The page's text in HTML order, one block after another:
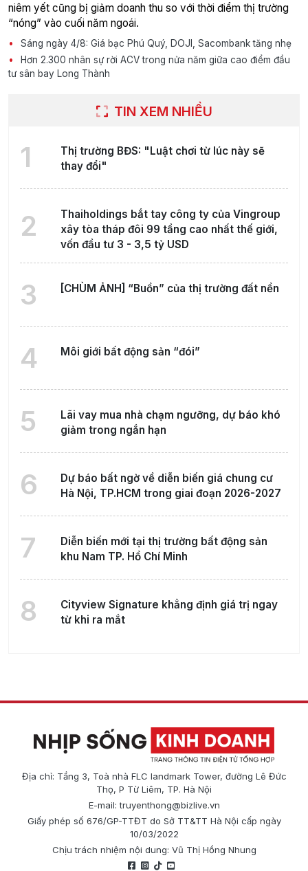
niêm yết cũng bị giảm doanh thu so với thời điểm thị trường
“nóng” vào cuối năm ngoái.
Sáng ngày 4/8: Giá bạc Phú Quý, DOJI, Sacombank tăng nhẹ
Hơn 2.300 nhân sự rời ACV trong nửa năm giữa cao điểm đầu
tư sân bay Long Thành
TIN XEM NHIỀU
1
Thị trường BĐS: "Luật chơi từ lúc này sẽ
thay đổi"
2
Thaiholdings bắt tay công ty của Vingroup
xây tòa tháp đôi 99 tầng cao nhất thế giới,
vốn đầu tư 3 - 3,5 tỷ USD
3 [CHÙM ẢNH] “Buồn” của thị trường đất nền
4 Môi giới bất động sản “đói”
5
Lãi vay mua nhà chạm ngưỡng, dự báo khó
giảm trong ngắn hạn
6
Dự báo bất ngờ về diễn biến giá chung cư
Hà Nội, TP.HCM trong giai đoạn 2026-2027
7
Diễn biến mới tại thị trường bất động sản
khu Nam TP. Hồ Chí Minh
8
Cityview Signature khẳng định giá trị ngay
từ khi ra mắt
Địa chỉ: Tầng 3, Toà nhà FLC landmark Tower, đường Lê Đức
Thọ, P Từ Liêm, TP. Hà Nội
E-mail:truyenthong@bizlive.vn
Giấy phép số 676/GP-TTĐT do Sở TT&TT Hà Nội cấp ngày
10/03/2022
Chịu trách nhiệm nội dung: Vũ Thị Hồng Nhung